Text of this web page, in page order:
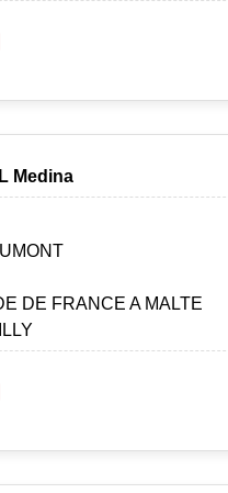
Medina
DE FRANCE A MALTE